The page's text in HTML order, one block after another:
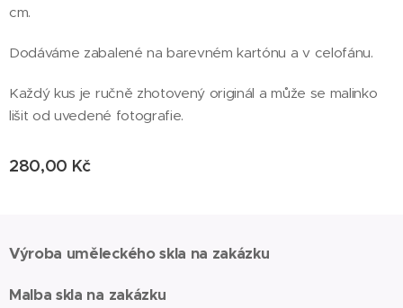
cm.
Dodáváme zabalené na barevném kartónu a v celofánu.
Každý kus je ručně zhotovený originál a může se malinko
lišit od uvedené fotografie.
280,00 Kč
Výroba uměleckého skla na zakázku
Malba skla na zakázku